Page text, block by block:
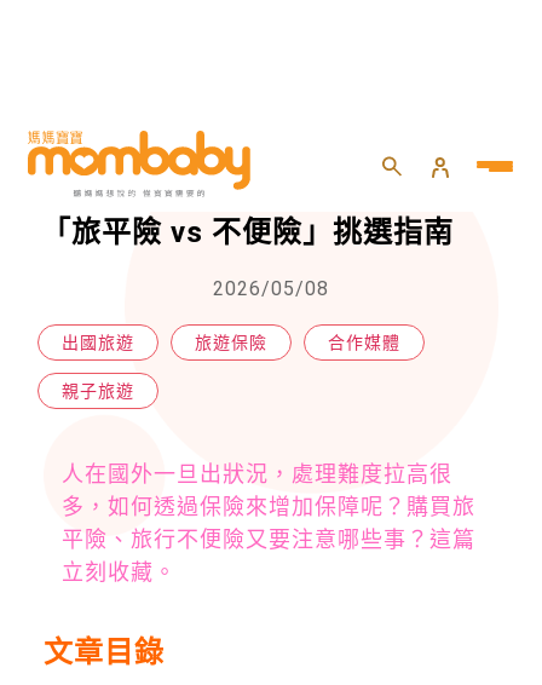
HOME 親子 親子旅遊
出國前必看！海外旅遊險全攻略
「旅平險 vs 不便險」挑選指南
2026/05/08
出國旅遊 旅遊保險 合作媒體
親子旅遊
人在國外一旦出狀況，處理難度拉高很
多，如何透過保險來增加保障呢？購買旅
平險、旅行不便險又要注意哪些事？這篇
立刻收藏。
文章目錄